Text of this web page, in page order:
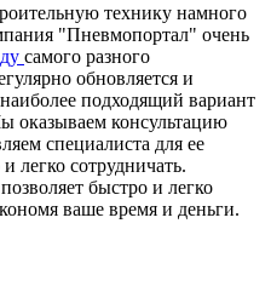
технику намного
"Пневмопортал" очень
самого разного
обновляется и
подходящий вариант
оказываем консультацию
специалиста для ее
легко сотрудничать.
быстро и легко
ваше время и деньги.